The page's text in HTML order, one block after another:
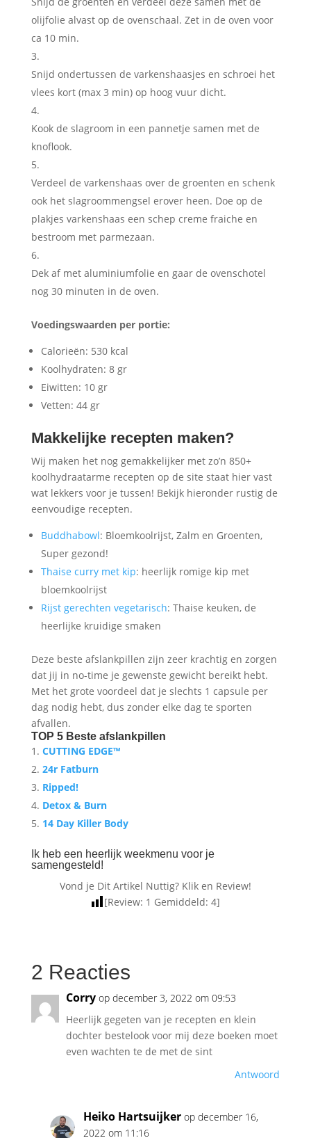
olijfolie alvast op de ovenschaal. Zet in de oven voor
ca 10 min.
Snijd ondertussen de varkenshaasjes en schroei het
vlees kort (max 3 min) op hoog vuur dicht.
Kook de slagroom in een pannetje samen met de
knoflook.
Verdeel de varkenshaas over de groenten en schenk
ook het slagroommengsel erover heen. Doe op de
plakjes varkenshaas een schep creme fraiche en
bestroom met parmezaan.
Dek af met aluminiumfolie en gaar de ovenschotel
nog 30 minuten in de oven.
Voedingswaarden per portie:
Calorieën: 530 kcal
Koolhydraten: 8 gr
Eiwitten: 10 gr
Vetten: 44 gr
Makkelijke recepten maken?
Wij maken het nog gemakkelijker met zo’n 850+
koolhydraatarme recepten op de site staat hier vast
wat lekkers voor je tussen! Bekijk hieronder rustig de
eenvoudige recepten.
Buddhabowl: Bloemkoolrijst, Zalm en Groenten,
Super gezond!
Thaise curry met kip: heerlijk romige kip met
bloemkoolrijst
Rijst gerechten vegetarisch: Thaise keuken, de
heerlijke kruidige smaken
Deze beste afslankpillen zijn zeer krachtig en zorgen
dat jij in no-time je gewenste gewicht bereikt hebt.
Met het grote voordeel dat je slechts 1 capsule per
dag nodig hebt, dus zonder elke dag te sporten
afvallen.
TOP 5 Beste afslankpillen
CUTTING EDGE™
24r Fatburn
Ripped!
Detox & Burn
14 Day Killer Body
Ik heb een heerlijk weekmenu voor je
samengesteld!
Vond je Dit Artikel Nuttig? Klik en Review!
[Review: 1 Gemiddeld:4]
2 Reacties
Corry op december 3, 2022 om 09:53
Heerlijk gegeten van je recepten en klein
dochter bestelook voor mij deze boeken moet
even wachten te de met de sint
Antwoord
Heiko Hartsuijker op december 16,
2022 om 11:16